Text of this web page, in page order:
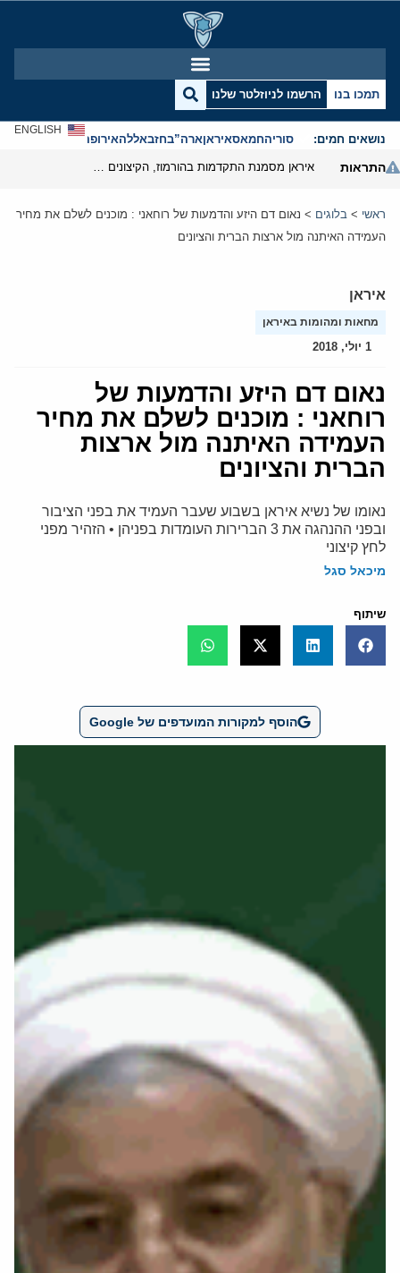
תמכו בנו הרשמו לניוזלטר שלנו
נושאים חמים: סוריהחמאסאיראןארה”בחזבאללהאירופהאנטישמיות
ENGLISH
התראות
ראשי > בלוגים > נאום דם היזע והדמעות של רוחאני : מוכנים לשלם את מחיר
העמידה האיתנה מול ארצות הברית והציונים
איראן
מחאות ומהומות באיראן
1 יולי, 2018
נאום דם היזע והדמעות של
רוחאני : מוכנים לשלם את מחיר
העמידה האיתנה מול ארצות
הברית והציונים
נאומו של נשיא איראן בשבוע שעבר העמיד את בפני הציבור
ובפני ההנהגה את 3 הברירות העומדות בפניהן • הזהיר מפני
לחץ קיצוני
מיכאל סגל
שיתוף
הוסף למקורות המועדפים של Google